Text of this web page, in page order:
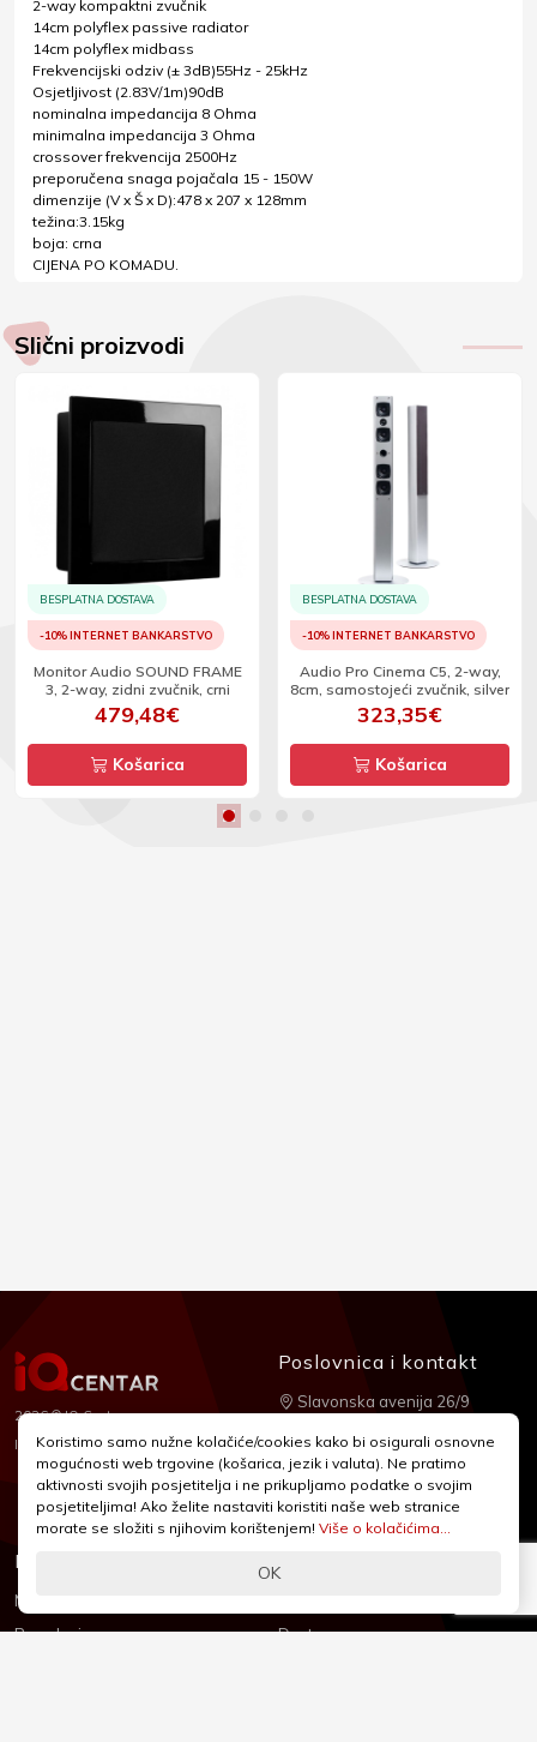
2-way kompaktni zvučnik
14cm polyflex passive radiator
14cm polyflex midbass
Frekvencijski odziv (± 3dB)55Hz - 25kHz
Osjetljivost (2.83V/1m)90dB
nominalna impedancija 8 Ohma
minimalna impedancija 3 Ohma
crossover frekvencija 2500Hz
preporučena snaga pojačala 15 - 150W
dimenzije (V x Š x D):478 x 207 x 128mm
težina:3.15kg
boja: crna
CIJENA PO KOMADU.
Slični proizvodi
BESPLATNA DOSTAVA
-10% INTERNET BANKARSTVO
Monitor Audio SOUND FRAME
3, 2-way, zidni zvučnik, crni
479,48€
Košarica
BESPLATNA DOSTAVA
-10% INTERNET BANKARSTVO
Audio Pro Cinema C5, 2-way,
8cm, samostojeći zvučnik, silver
323,35€
Košarica
2026 © IQ Centar
Izrada:Nubilus
Informacije
Novosti & Promocije
Brandovi
Podrška
Dostava
Poslovnica i kontakt
Slavonska avenija 26/9
+385 1 2455 950
webshop@iqcentar.hr
Pon - Pet od 9 - 17h
Koristimo samo nužne kolačiće/cookies kako bi osigurali osnovne
mogućnosti web trgovine (košarica, jezik i valuta). Ne pratimo
aktivnosti svojih posjetitelja i ne prikupljamo podatke o svojim
posjetiteljima! Ako želite nastaviti koristiti naše web stranice
morate se složiti s njihovim korištenjem! Više o kolačićima...
OK